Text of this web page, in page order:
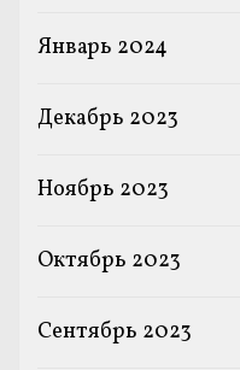
Январь 2024
Декабрь 2023
Ноябрь 2023
Октябрь 2023
Сентябрь 2023